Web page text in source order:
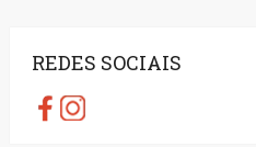
REDES SOCIAIS